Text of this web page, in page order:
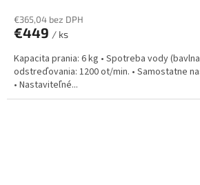
€365,04 bez DPH
€449 / ks
Kapacita prania: 6 kg • Spotreba vody
odstreďovania: 1200 ot/min. • Samostatne
• Nastaviteľné...